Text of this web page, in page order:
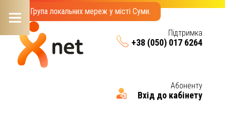
Група локальних мереж у місті Суми.
Підтримка
+38 (050) 017 6264
Абоненту
Вхід до кабінету
Menu